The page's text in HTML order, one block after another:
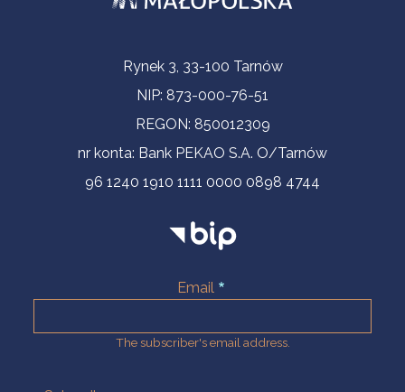
Contact InformationRynek 3, 33-100 Tarnów
NIP: 873-000-76-51
REGON: 850012309
nr konta: Bank PEKAO S.A. O/Tarnów
96 1240 1910 1111 0000 0898 4744
Email
The subscriber's email address.